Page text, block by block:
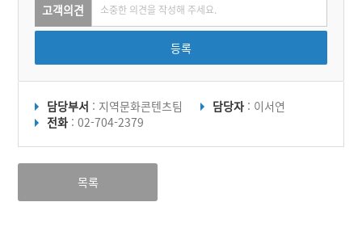
고객의견
등록
담당부서 : 지역문화콘텐츠팀 담당자 : 이서연
전화 : 02-704-2379
목록